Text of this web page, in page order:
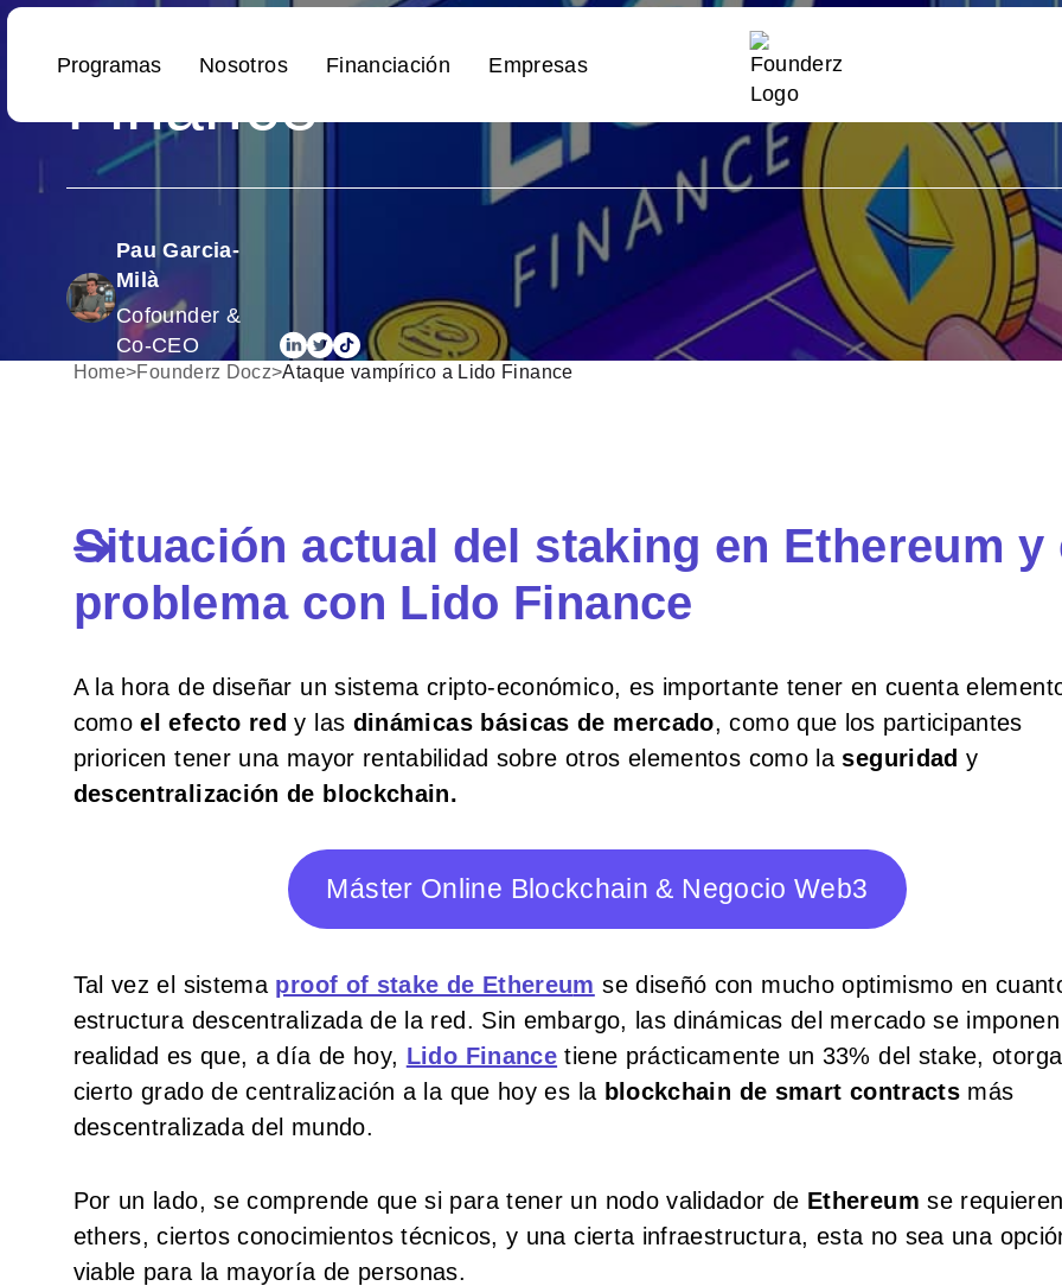
Ataque vampírico a Lido
Finance
Pau Garcia-
Milà
Cofounder &
Co-CEO
Home>Founderz Docz>Ataque vampírico a Lido Finance
Situación actual del staking en Ethereum y
problema con Lido Finance
A la hora de diseñar un sistema cripto-económico, es importante tener en cuenta
comoel efecto red y las dinámicas básicas de mercado, como que los participantes
prioricen tener una mayor rentabilidad sobre otros elementos como laseguridady
descentralización de blockchain.
Máster Online Blockchain & Negocio Web3
Tal vez el sistema proof of stake de Ethereum se diseñó con mucho optimismo en
estructura descentralizada de la red. Sin embargo, las dinámicas del mercado se
realidad es que, a día de hoy, Lido Finance tiene prácticamente un 33% del stake,
cierto grado de centralización a la que hoy es la blockchain de smart contracts más
descentralizada del mundo.
Por un lado, se comprende que si para tener un nodo validador de Ethereumse
ethers, ciertos conocimientos técnicos, y una cierta infraestructura, esta no sea una
viable para la mayoría de personas.